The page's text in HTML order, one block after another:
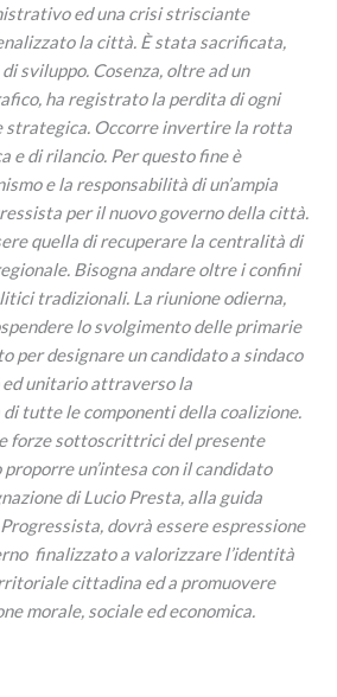
ed una crisi strisciante
la città. È stata sacrificata,
sviluppo. Cosenza, oltre ad un
ha registrato la perdita di ogni
strategica. Occorre invertire la rotta
e di rilancio. Per questo fine è
e la responsabilità di un’ampia
per il nuovo governo della città.
quella di recuperare la centralità di
Bisogna andare oltre i confini
tradizionali. La riunione odierna,
lo svolgimento delle primarie
per designare un candidato a sindaco
unitario attraverso la
tutte le componenti della coalizione.
forze sottoscrittrici del presente
un’intesa con il candidato
di Lucio Presta, alla guida
dovrà essere espressione
finalizzato a valorizzare l’identità
cittadina ed a promuovere
morale, sociale ed economica.